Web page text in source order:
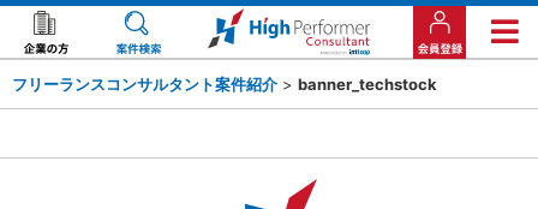
フリーランスコンサルタント案件紹介 > banner_techstock